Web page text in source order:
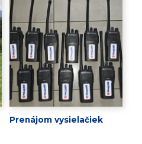
Prenájom vysielačiek